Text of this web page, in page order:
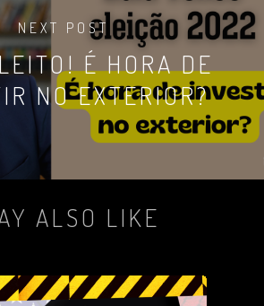
NEXT POST
É HORA DE
NO EXTERIOR?
ALSO LIKE